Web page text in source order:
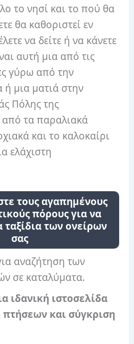
το νησί και το πού θα
θα καθοριστεί εν
να δείτε ή να κάνετε
αυτή μια από τις
γύρω από την
ή μια ματιά στην
Πόλης της
τα παραλιακά
και το καλοκαίρι
ελάχιστη
τους αγαπημένους
πόρους για να
ταξίδια των ονείρων
σας
αναζήτηση των
σε καταλύματα.
ιδανική ιστοσελίδα
πτήσεων και σύγκριση